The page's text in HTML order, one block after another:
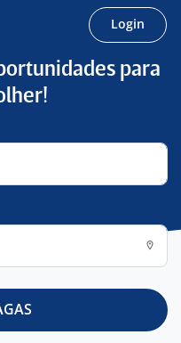
Login
para